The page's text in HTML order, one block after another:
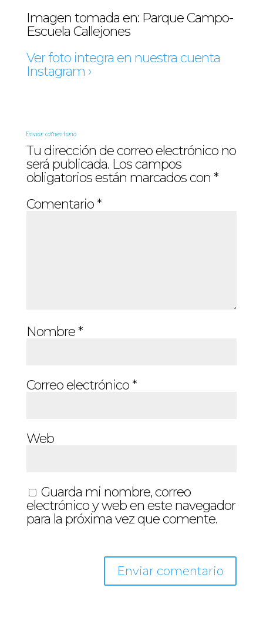
Imagen tomada en: Parque Campo-
Escuela Callejones
Ver foto integra en nuestra cuenta
Instagram ›
Enviar comentario
Tu dirección de correo electrónico no
será publicada. Los campos
obligatorios están marcados con *
Comentario*
Nombre*
Correo electrónico*
Web
Guarda mi nombre, correo
electrónico y web en este navegador
para la próxima vez que comente.